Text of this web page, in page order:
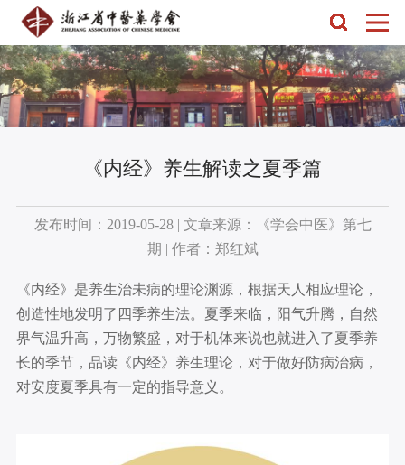
​《内经》养生解读之夏季篇
发布时间：2019-05-28 | 文章来源：《学会中医》第七
期 | 作者：郑红斌
《内经》是养生治未病的理论渊源，根据天人相应理论，
创造性地发明了四季养生法。夏季来临，阳气升腾，自然
界气温升高，万物繁盛，对于机体来说也就进入了夏季养
长的季节，品读《内经》养生理论，对于做好防病治病，
对安度夏季具有一定的指导意义。